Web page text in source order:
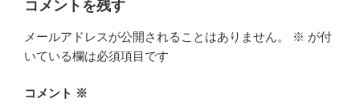
コメントを残す
メールアドレスが公開されることはありません。 ※ が付
いている欄は必須項目です
コメント ※